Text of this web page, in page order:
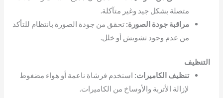
متصلة بشكل جيد وغير متآكلة.
مراقبة جودة الصورة: تحقق من جودة الصورة بانتظام للتأكد
من عدم وجود تشويش أو خلل.
التنظيف
تنظيف الكاميرات: استخدم فرشاة ناعمة أو هواء مضغوط
لإزالة الأتربة والأوساخ من الكاميرات.